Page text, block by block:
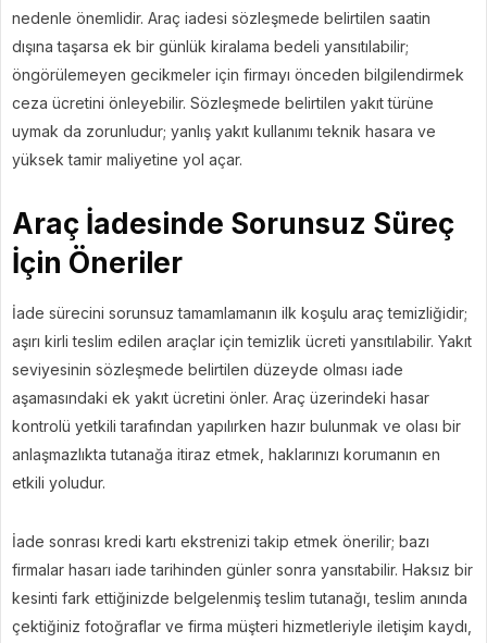
nedenle önemlidir. Araç iadesi sözleşmede belirtilen saatin
dışına taşarsa ek bir günlük kiralama bedeli yansıtılabilir;
öngörülemeyen gecikmeler için firmayı önceden bilgilendirmek
ceza ücretini önleyebilir. Sözleşmede belirtilen yakıt türüne
uymak da zorunludur; yanlış yakıt kullanımı teknik hasara ve
yüksek tamir maliyetine yol açar.
Araç İadesinde Sorunsuz Süreç
İçin Öneriler
İade sürecini sorunsuz tamamlamanın ilk koşulu araç temizliğidir;
aşırı kirli teslim edilen araçlar için temizlik ücreti yansıtılabilir. Yakıt
seviyesinin sözleşmede belirtilen düzeyde olması iade
aşamasındaki ek yakıt ücretini önler. Araç üzerindeki hasar
kontrolü yetkili tarafından yapılırken hazır bulunmak ve olası bir
anlaşmazlıkta tutanağa itiraz etmek, haklarınızı korumanın en
etkili yoludur.
İade sonrası kredi kartı ekstrenizi takip etmek önerilir; bazı
firmalar hasarı iade tarihinden günler sonra yansıtabilir. Haksız bir
kesinti fark ettiğinizde belgelenmiş teslim tutanağı, teslim anında
çektiğiniz fotoğraflar ve firma müşteri hizmetleriyle iletişim kaydı,